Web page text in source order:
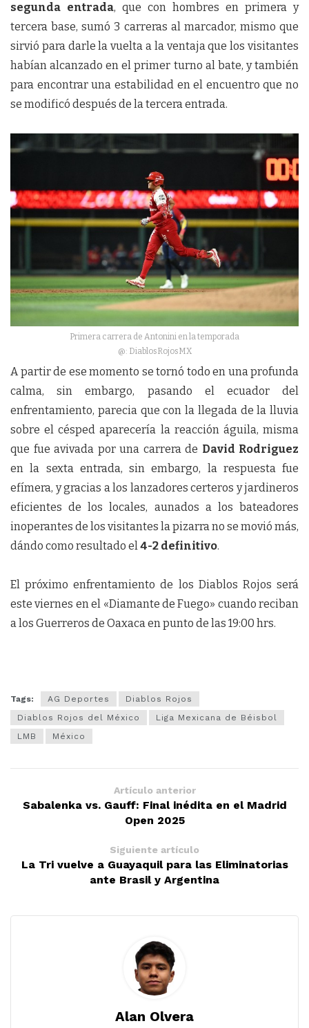
segunda entrada, que con hombres en primera y
tercera base, sumó 3 carreras al marcador, mismo que
sirvió para darle la vuelta a la ventaja que los visitantes
habían alcanzado en el primer turno al bate, y también
para encontrar una estabilidad en el encuentro que no
se modificó después de la tercera entrada.
Primera carrera de Antonini en la temporada
@: DiablosRojosMX
A partir de ese momento se tornó todo en una profunda
calma, sin embargo, pasando el ecuador del
enfrentamiento, parecia que con la llegada de la lluvia
sobre el césped aparecería la reacción águila, misma
que fue avivada por una carrera de David Rodriguez
en la sexta entrada, sin embargo, la respuesta fue
efímera, y gracias a los lanzadores certeros y jardineros
eficientes de los locales, aunados a los bateadores
inoperantes de los visitantes la pizarra no se movió más,
dándo como resultado el 4-2 definitivo.
El próximo enfrentamiento de los Diablos Rojos será
este viernes en el «Diamante de Fuego» cuando reciban
a los Guerreros de Oaxaca en punto de las 19:00 hrs.
Tags: AG Deportes
Diablos Rojos
Diablos Rojos del México
Liga Mexicana de Béisbol
LMB
México
Artículo anterior
Sabalenka vs. Gauff: Final inédita en el Madrid
Open 2025
Siguiente artículo
La Tri vuelve a Guayaquil para las Eliminatorias
ante Brasil y Argentina
Alan Olvera